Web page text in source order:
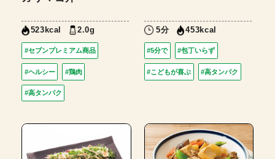
523kcal 2.0g
#セブンプレミアム商品
#ヘルシー #鶏肉
#高タンパク
5分 453kcal
#5分で #包丁いらず
#こどもが喜ぶ #高タンパク